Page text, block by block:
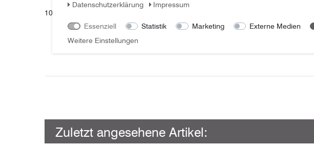
1047360534 SICHERUNGSMUTTER passend für Case IH 2500SP, 3000SP
Zuletzt angesehene Artikel:
Daten­schutz­erklärung
Impressum
Essenziell Statistik Marketing Externe Medien
Weitere Einstellungen